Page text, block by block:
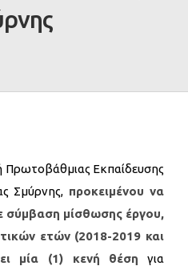
Πρωτοβάθμιας Εκπαίδευσης
Σμύρνης, προκειμένου να
σύμβαση μίσθωσης έργου,
ετών (2018-2019 και
μία (1) κενή θέση για